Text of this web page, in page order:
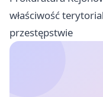
właściwość
przestępstwie